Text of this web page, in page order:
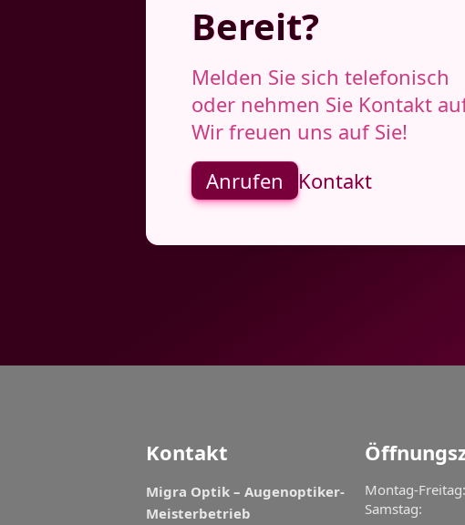
Bereit?
Melden Sie sich telefonisch
oder nehmen Sie Kontakt
Wir freuen uns auf Sie!
Anrufen
Kontakt
Kontakt
Migra Optik – Augenoptiker-
Meisterbetrieb
Montag-Freitag:
Samstag: